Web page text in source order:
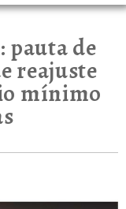
pauta de
reajuste
mínimo